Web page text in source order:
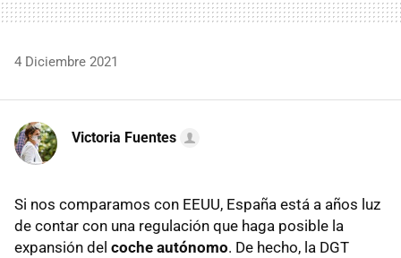
4 Diciembre 2021
Victoria Fuentes
Si nos comparamos con EEUU, España está a años luz
de contar con una regulación que haga posible la
expansión del coche autónomo. De hecho, la DGT